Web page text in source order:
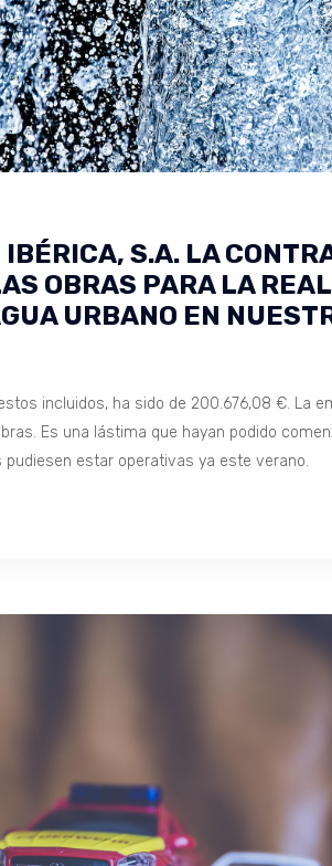
S.A. LA
OBRAS PARA LA
URBANO EN
incluidos, ha sido de 200.676,08 €. La
Es una lástima que hayan podido
estar operativas ya este verano.